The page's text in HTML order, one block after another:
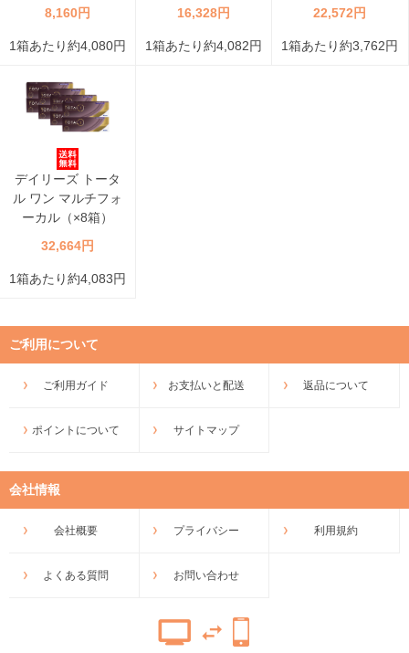
8,160円
1箱あたり約4,080円
16,328円
1箱あたり約4,082円
22,572円
1箱あたり約3,762円
デイリーズ トータ
ル ワン マルチフォ
ーカル（×8箱）
32,664円
1箱あたり約4,083円
ご利用について
ご利用ガイド お支払いと配送 返品について
ポイントについて サイトマップ
会社情報
会社概要 プライバシー 利用規約
よくある質問 お問い合わせ